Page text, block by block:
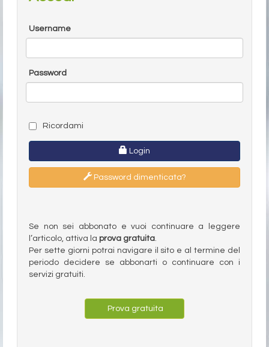
Username
Password
Ricordami
Login
Password dimenticata?
Se non sei abbonato e vuoi continuare a leggere
l’articolo, attiva la prova gratuita
Per sette giorni potrai navigare il sito e al termine del
periodo decidere se abbonarti o continuare con i
servizi gratuiti.
Prova gratuita